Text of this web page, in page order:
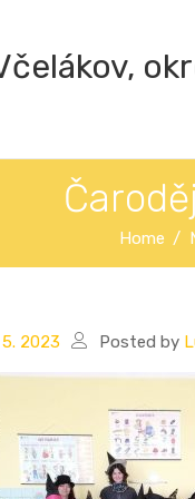
Home
5. 2023 Posted by